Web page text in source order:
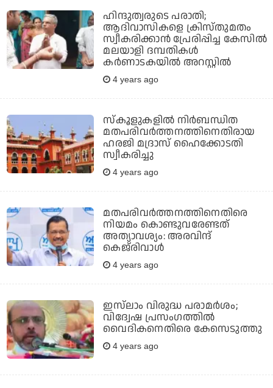
ഹിന്ദുത്വരുടെ പരാതി;
ആദിവാസികളെ ക്രിസ്തുമതം
സ്വീകരിക്കാന്‍ പ്രേരിപ്പിച്ച കേസില്‍
മലയാളി ദമ്പതികള്‍
കര്‍ണാടകയില്‍ അറസ്റ്റില്‍
4 years ago
സ്‌കൂളുകളില്‍ നിര്‍ബന്ധിത
മതപരിവര്‍ത്തനത്തിനെതിരായ
ഹരജി മദ്രാസ് ഹൈക്കോടതി
സ്വീകരിച്ചു
4 years ago
മതപരിവര്‍ത്തനത്തിനെതിരെ
നിയമം കൊണ്ടുവരേണ്ടത്
അത്യാവശ്യം: അരവിന്ദ്
കെജ്‌രിവാള്‍
4 years ago
ഇസ്‌ലാം വിരുദ്ധ പരാമര്‍ശം;
വിദ്വേഷ പ്രസംഗത്തില്‍
വൈദികനെതിരെ കേസെടുത്തു
4 years ago